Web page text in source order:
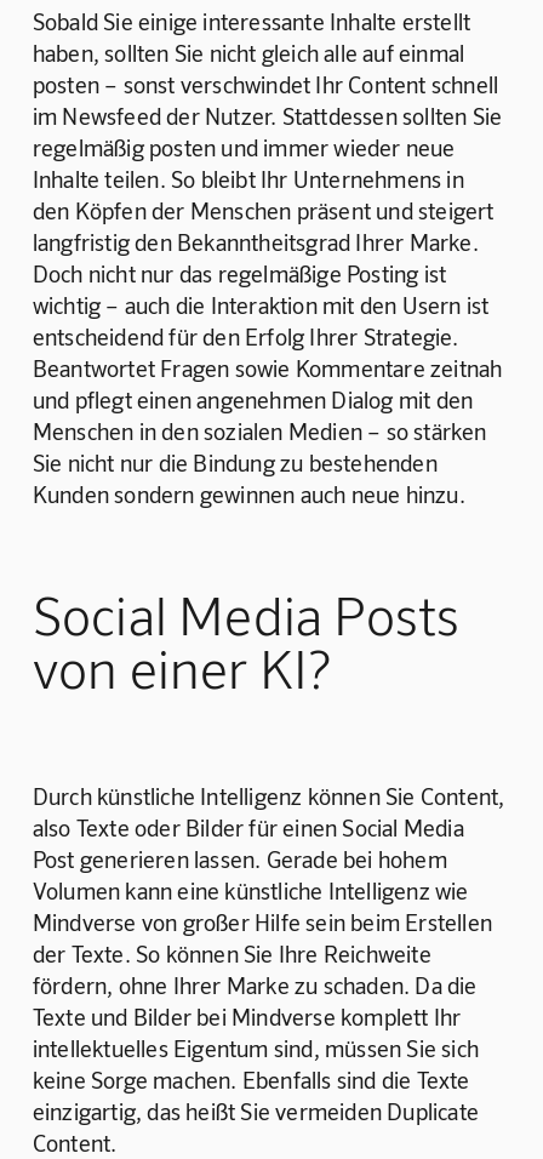
Sobald Sie einige interessante Inhalte erstellt
haben, sollten Sie nicht gleich alle auf einmal
posten – sonst verschwindet Ihr Content schnell
im Newsfeed der Nutzer. Stattdessen sollten Sie
regelmäßig posten und immer wieder neue
Inhalte teilen. So bleibt Ihr Unternehmens in
den Köpfen der Menschen präsent und steigert
langfristig den Bekanntheitsgrad Ihrer Marke.
Doch nicht nur das regelmäßige Posting ist
wichtig – auch die Interaktion mit den Usern ist
entscheidend für den Erfolg Ihrer Strategie.
Beantwortet Fragen sowie Kommentare zeitnah
und pflegt einen angenehmen Dialog mit den
Menschen in den sozialen Medien – so stärken
Sie nicht nur die Bindung zu bestehenden
Kunden sondern gewinnen auch neue hinzu.
Social Media Posts
von einer KI?
Durch künstliche Intelligenz können Sie Content,
also Texte oder Bilder für einen Social Media
Post generieren lassen. Gerade bei hohem
Volumen kann eine künstliche Intelligenz wie
Mindverse von großer Hilfe sein beim Erstellen
der Texte. So können Sie Ihre Reichweite
fördern, ohne Ihrer Marke zu schaden. Da die
Texte und Bilder bei Mindverse komplett Ihr
intellektuelles Eigentum sind, müssen Sie sich
keine Sorge machen. Ebenfalls sind die Texte
einzigartig, das heißt Sie vermeiden Duplicate
Content.‍